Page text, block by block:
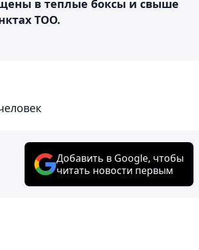
в теплые боксы и свыше
ТОО.
Добавить в Google, чтобы
читать новости первым